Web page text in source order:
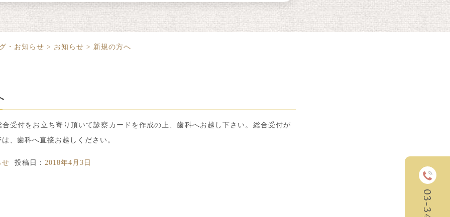
・お知らせ > お知らせ > 新規の方へ
受付をお立ち寄り頂いて診察カードを作成の上、歯科へお越し下さい。総合受付が
、歯科へ直接お越しください。
せ 投稿日： 2018年4月3日